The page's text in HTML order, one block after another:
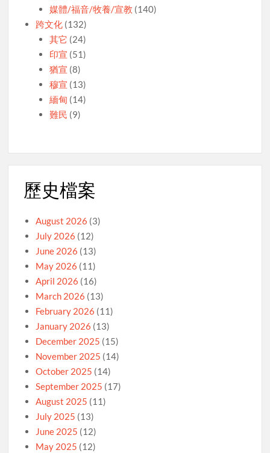
媒體/福音/牧養/宣教 (140)
跨文化 (132)
其它 (24)
印宣 (51)
猶宣 (8)
穆宣 (13)
緬甸 (14)
難民 (9)
歷史檔案
August 2026 (3)
July 2026 (12)
June 2026 (13)
May 2026 (11)
April 2026 (16)
March 2026 (13)
February 2026 (11)
January 2026 (13)
December 2025 (15)
November 2025 (14)
October 2025 (14)
September 2025 (17)
August 2025 (11)
July 2025 (13)
June 2025 (12)
May 2025 (12)